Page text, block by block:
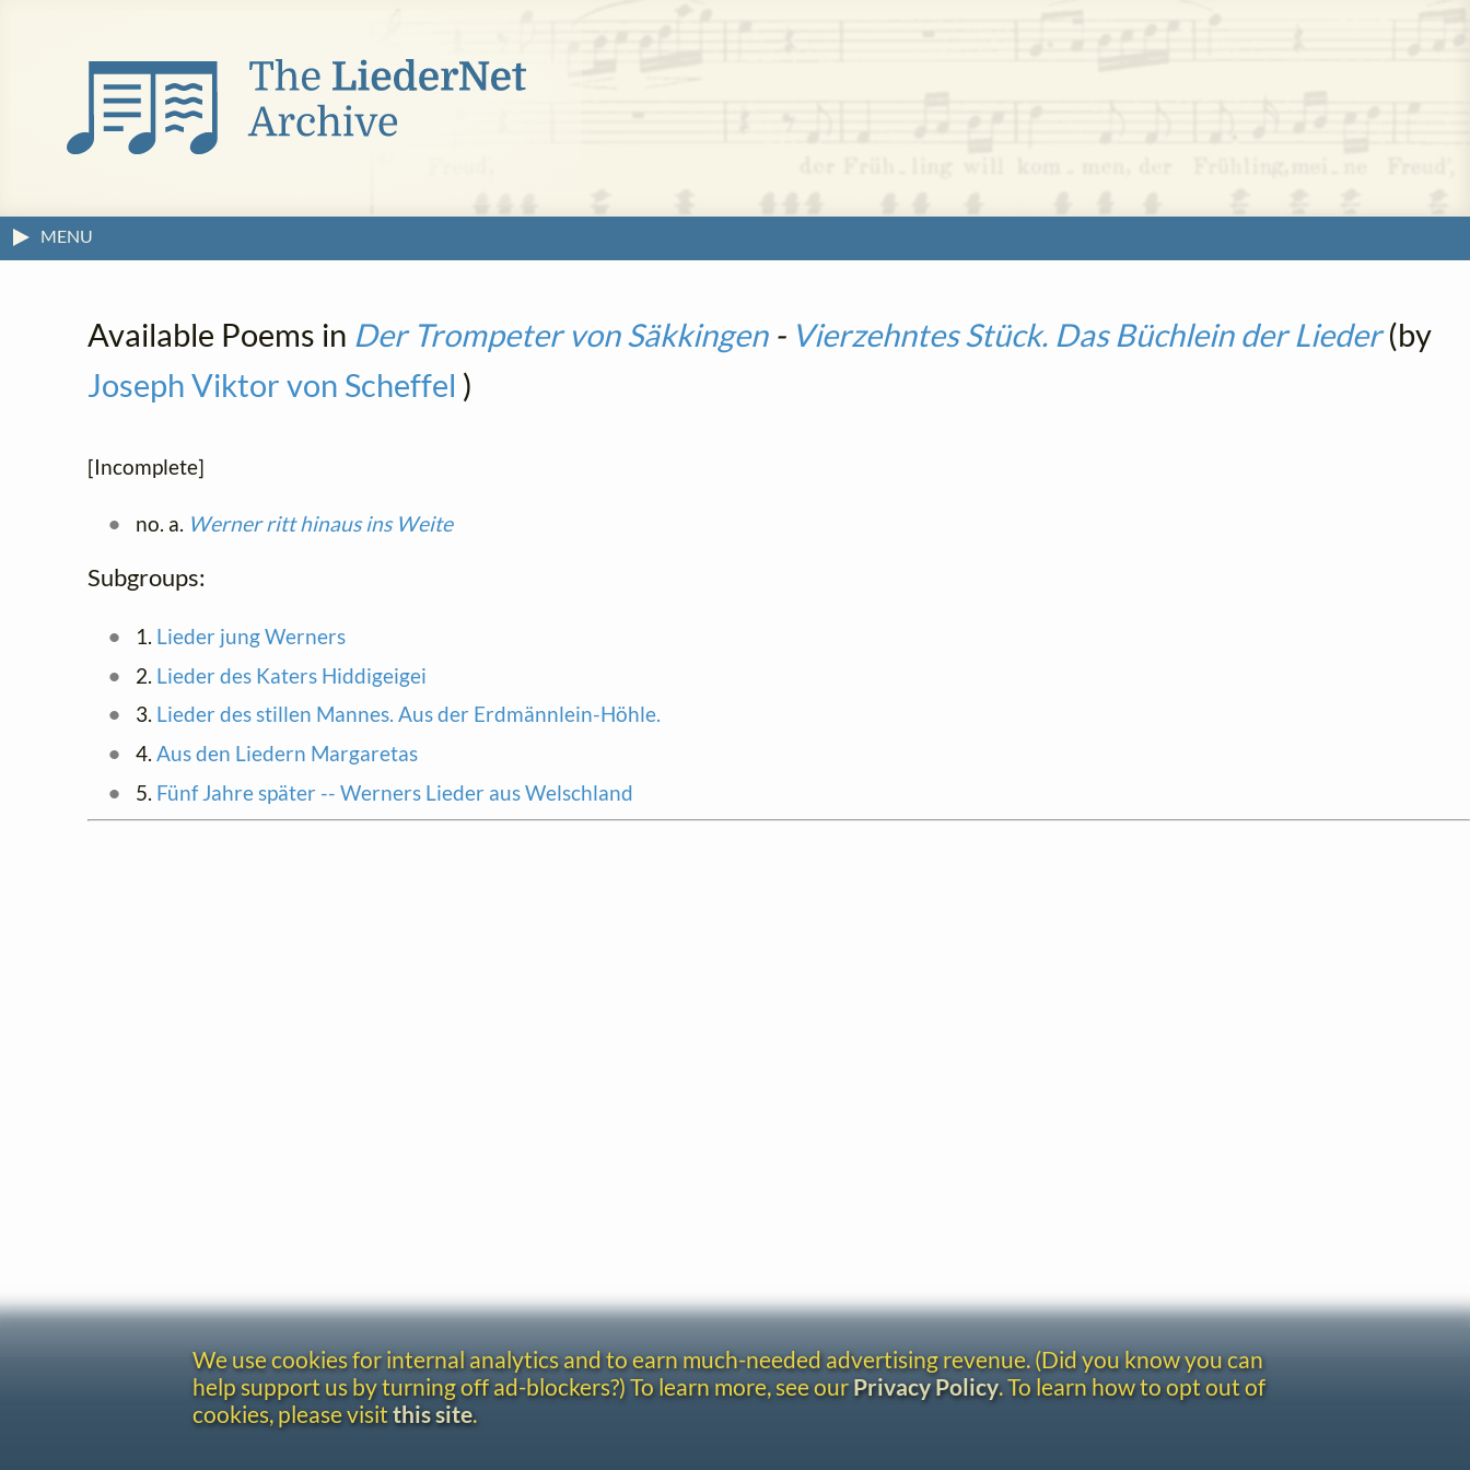
MENU
Available Poems in Der Trompeter von Säkkingen- Vierzehntes Stück. Das Büchlein der Lieder(by
Joseph Viktor von Scheffel )
[Incomplete]
no. a. Werner ritt hinaus ins Weite
Subgroups:
1. Lieder jung Werners
2. Lieder des Katers Hiddigeigei
3. Lieder des stillen Mannes. Aus der Erdmännlein-Höhle.
4. Aus den Liedern Margaretas
5. Fünf Jahre später -- Werners Lieder aus Welschland
We use cookies for internal analytics and to earn much-needed advertising revenue. (Did you know you can
help support us by turning off ad-blockers?) To learn more, see ourPrivacy Policy. To learn how to opt out of
cookies, please visit this site.